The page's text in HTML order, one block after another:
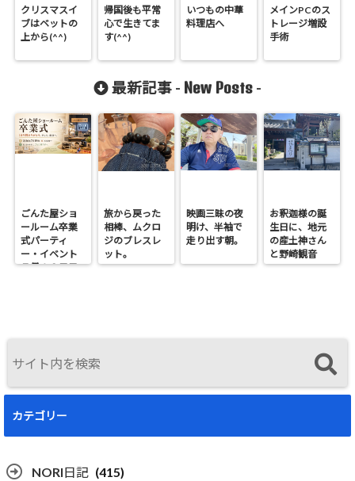
クリスマスイ
ブはベットの
上から(^^)
帰国後も平常
心で生きてま
す(^^)
いつもの中華
料理店へ
メインPCのス
トレージ増設
手術
最新記事 - New Posts -
ごんた屋ショ
ールーム卒業
式パーティ
ー・イベント
７月１９日日
旅から戻った
相棒、ムクロ
ジのブレスレ
ット。
映画三昧の夜
明け、半袖で
走り出す朝。
お釈迦様の誕
生日に、地元
の産土神さん
と野崎観音
へ。
カテゴリー
NORI日記 (415)